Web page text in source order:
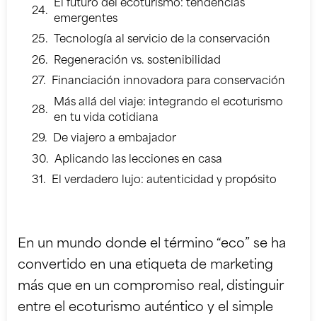
El futuro del ecoturismo: tendencias
emergentes
Tecnología al servicio de la conservación
Regeneración vs. sostenibilidad
Financiación innovadora para conservación
Más allá del viaje: integrando el ecoturismo
en tu vida cotidiana
De viajero a embajador
Aplicando las lecciones en casa
El verdadero lujo: autenticidad y propósito
En un mundo donde el término “eco” se ha
convertido en una etiqueta de marketing
más que en un compromiso real, distinguir
entre el ecoturismo auténtico y el simple